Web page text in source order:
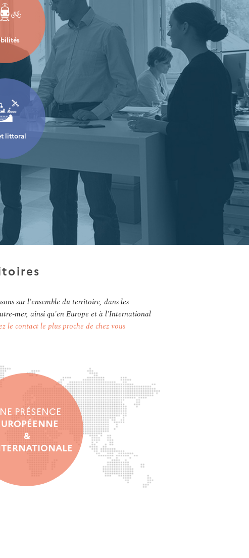
littoral
sur l'ensemble du territoire, dans les
mer, ainsi qu'en Europe et à l'International
le contact le plus proche de chez vous
PRÉSENCE
&